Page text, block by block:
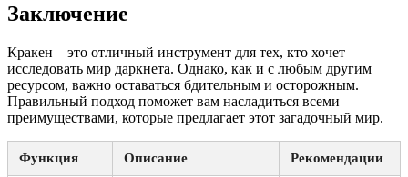
Заключение
Кракен – это отличный инструмент для тех, кто хочет
исследовать мир даркнета. Однако, как и с любым другим
ресурсом, важно оставаться бдительным и осторожным.
Правильный подход поможет вам насладиться всеми
преимуществами, которые предлагает этот загадочный мир.
Функция Описание Рекомендации